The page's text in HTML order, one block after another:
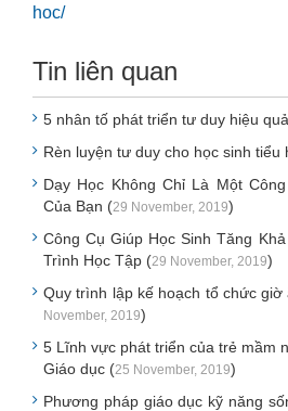
hoc/
Tin liên quan
5 nhân tố phát triển tư duy hiệu
Rèn luyện tư duy cho học sinh tiểu
Dạy Học Không Chỉ Là Một
Của Bạn (29 November, 2019)
Công Cụ Giúp Học Sinh Tăng
Trình Học Tập (29 November, 2019)
Quy trình lập kế hoạch tổ chức
November, 2019)
5 Lĩnh vực phát triển của trẻ mầm
Giáo dục (25 November, 2019)
Phương pháp giáo dục kỹ năng